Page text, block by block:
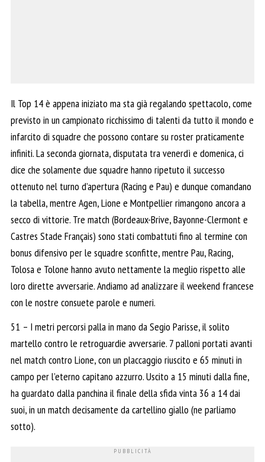
Il Top 14 è appena iniziato ma sta già regalando spettacolo, come
previsto in un campionato ricchissimo di talenti da tutto il mondo e
infarcito di squadre che possono contare su roster praticamente
infiniti. La seconda giornata, disputata tra venerdì e domenica, ci
dice che solamente due squadre hanno ripetuto il successo
ottenuto nel turno d’apertura (Racing e Pau) e dunque comandano
la tabella, mentre Agen, Lione e Montpellier rimangono ancora a
secco di vittorie. Tre match (Bordeaux-Brive, Bayonne-Clermont e
Castres Stade Français) sono stati combattuti fino al termine con
bonus difensivo per le squadre sconfitte, mentre Pau, Racing,
Tolosa e Tolone hanno avuto nettamente la meglio rispetto alle
loro dirette avversarie. Andiamo ad analizzare il weekend francese
con le nostre consuete parole e numeri.
51 – I metri percorsi palla in mano da Segio Parisse, il solito
martello contro le retroguardie avversarie. 7 palloni portati avanti
nel match contro Lione, con un placcaggio riuscito e 65 minuti in
campo per l’eterno capitano azzurro. Uscito a 15 minuti dalla fine,
ha guardato dalla panchina il finale della sfida vinta 36 a 14 dai
suoi, in un match decisamente da cartellino giallo (ne parliamo
sotto).